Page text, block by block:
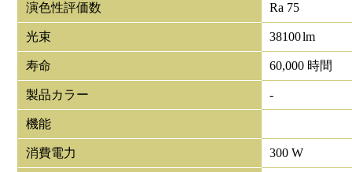
演色性評価数 Ra 75
光束 38100lm
寿命 60,000 時間
製品カラー -
機能
消費電力 300 W